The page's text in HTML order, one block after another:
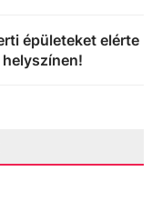
épületeket elérte